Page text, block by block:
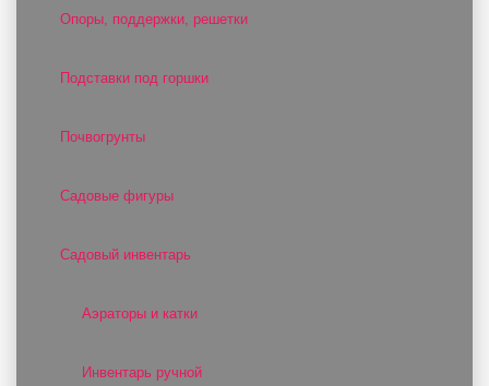
Опоры, поддержки, решетки
Подставки под горшки
Почвогрунты
Садовые фигуры
Садовый инвентарь
Аэраторы и катки
Инвентарь ручной